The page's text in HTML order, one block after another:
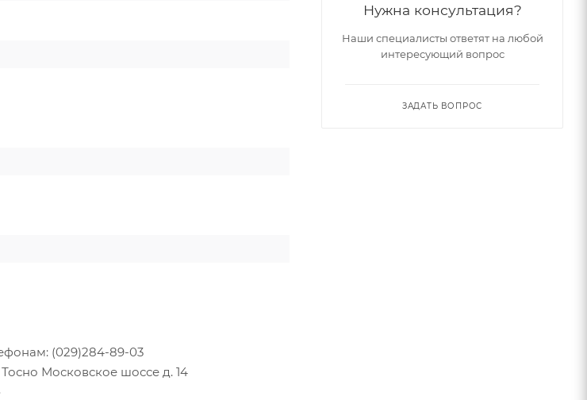
(029)284-89-03
Московское шоссе д. 14
Нужна консультация?
Наши специалисты ответят на любой
интересующий вопрос
ЗАДАТЬ ВОПРОС